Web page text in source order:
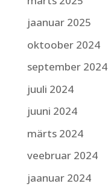
jaanuar 2025
oktoober 2024
september 2024
juuli 2024
juuni 2024
märts 2024
veebruar 2024
jaanuar 2024